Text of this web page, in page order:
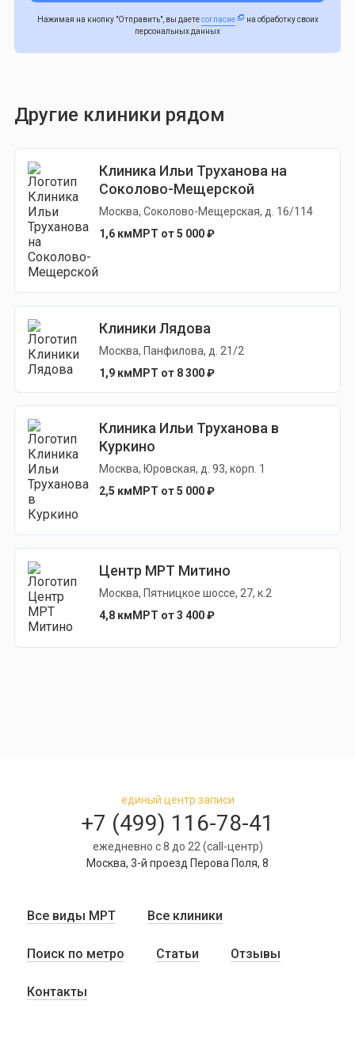
Нажимая на кнопку "Отправить", вы даетесогласие
на обработку своих
персональных данных
Другие клиники рядом
Клиника Ильи Труханова на
Соколово-Мещерской
Москва, Соколово-Мещерская, д. 16/114
1,6 км МРТ от 5 000 ₽
Клиники Лядова
Москва, Панфилова, д. 21/2
1,9 км МРТ от 8 300 ₽
Клиника Ильи Труханова в
Куркино
Москва, Юровская, д. 93, корп. 1
2,5 км МРТ от 5 000 ₽
Центр МРТ Митино
Москва, Пятницкое шоссе, 27, к.2
4,8 км МРТ от 3 400 ₽
единый центр записи
+7 (499) 116-78-41
ежедневно с 8 до 22 (call-центр)
Москва, 3-й проезд Перова Поля, 8
Все виды МРТ Все клиники
Поиск по метро Статьи Отзывы
Контакты